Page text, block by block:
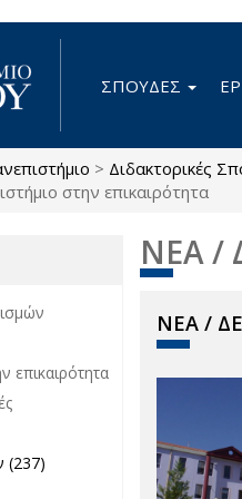
ΣΠΟΥΔΕΣ
> Διδακτορικές
στην επικαιρότητα
ΝΕΑ /
ΝΕΑ /
filter
στην
επικαιρότητα
Σπουδές filter
filter
filter
(237)